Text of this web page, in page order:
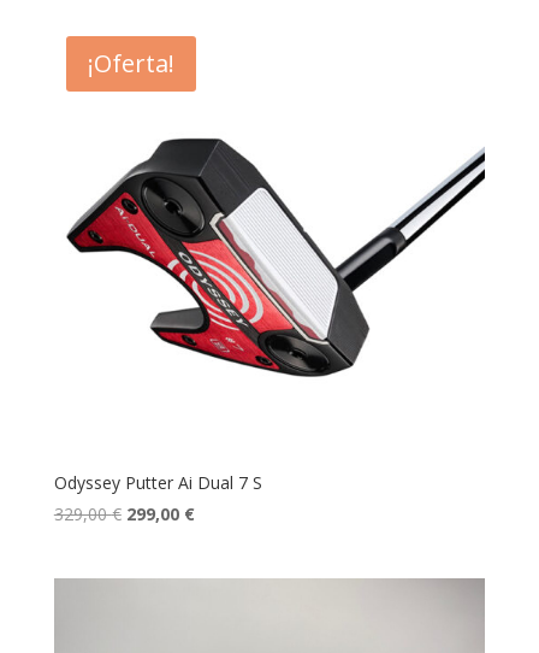
era:
329,00 €.
es:
¡Oferta!
Odyssey Putter Ai Dual 7 S
329,00€ El
299,00 €El